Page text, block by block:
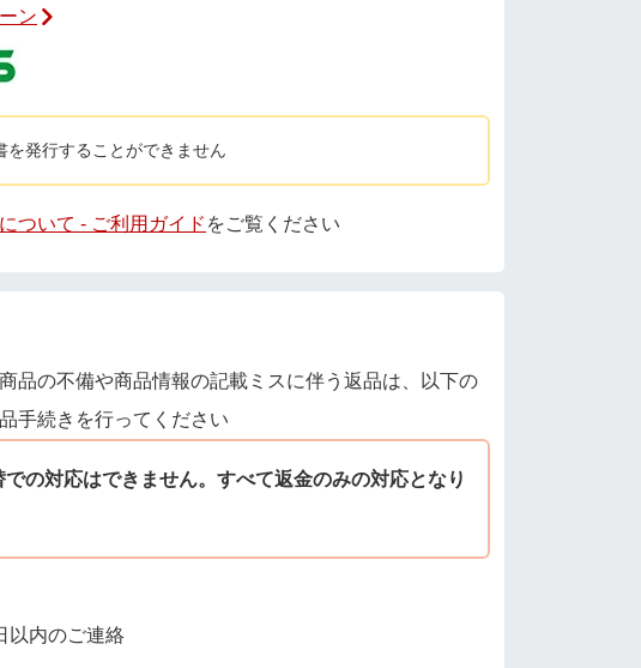
ン
を発行することができません
ついて - ご利用ガイド をご覧ください
品の不備や商品情報の記載ミスに伴う返品は、以下の
手続きを行ってください
での対応はできません。すべて返金のみの対応となり
以内のご連絡